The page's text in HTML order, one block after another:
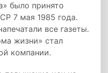
было принято
7 мая 1985 года.
все газеты.
жизни» стал
компании.